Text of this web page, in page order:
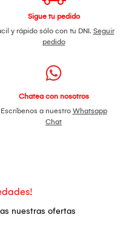
Sigue tu pedido
y rápido sólo con tu DNI. Seguir
pedido
Chatea con nosotros
Escríbenos a nuestro Whatsapp
Chat
nuestras ofertas